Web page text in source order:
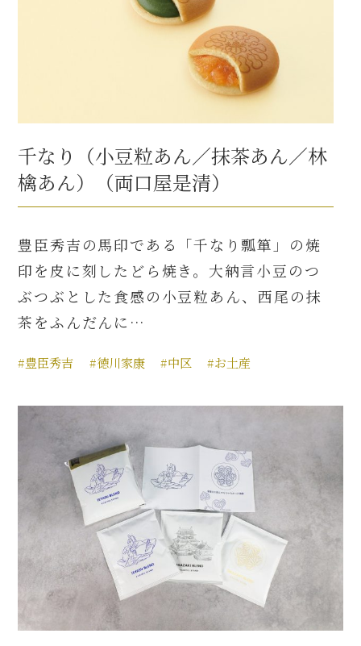
千なり（小豆粒あん／抹茶あん／林
檎あん）（両口屋是清）
豊臣秀吉の馬印である「千なり瓢箪」の焼
印を皮に刻したどら焼き。大納言小豆のつ
ぶつぶとした食感の小豆粒あん、西尾の抹
茶をふんだんに…
#豊臣秀吉 #徳川家康 #中区 #お土産